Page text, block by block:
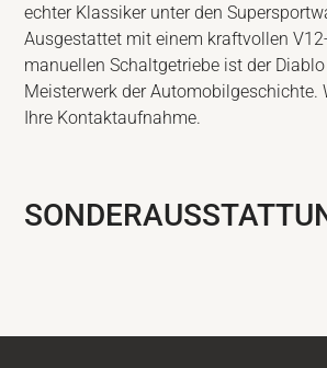
echter Klassiker unter den
Ausgestattet mit einem kraftvollen
manuellen Schaltgetriebe ist der
Meisterwerk der Automobilgeschichte.
Ihre Kontaktaufnahme.